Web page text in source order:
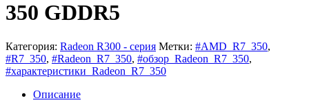
350 GDDR5
Категория: Radeon R300 - серия Метки: #AMD_R7_350,
#R7_350, #Radeon_R7_350, #обзор_Radeon_R7_350,
#характеристики_Radeon_R7_350
Описание